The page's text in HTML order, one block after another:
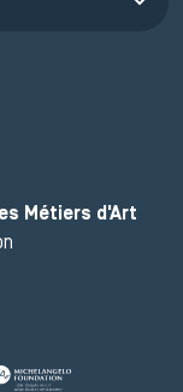
Métiers d'Art